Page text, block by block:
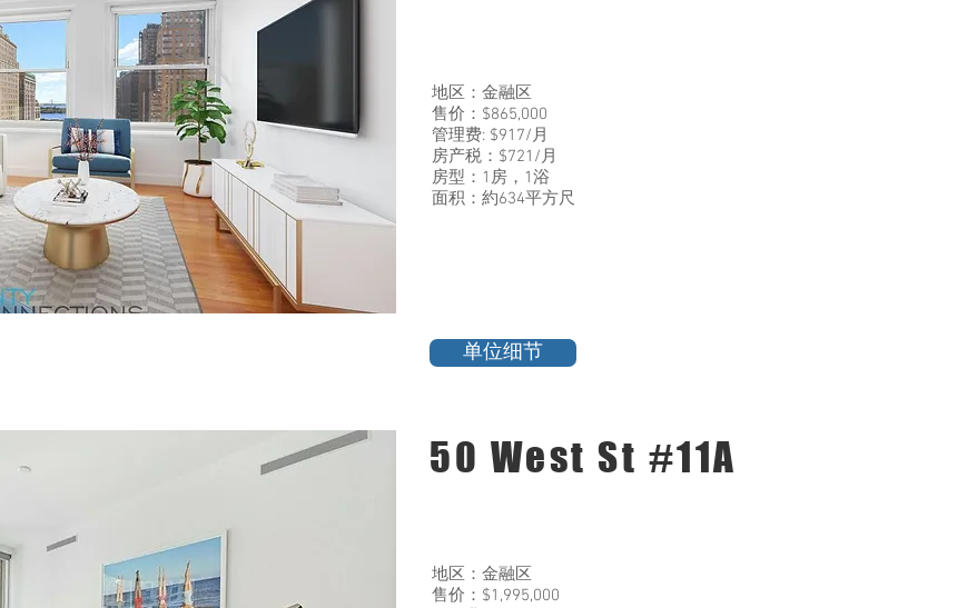
地区：金融区
售价：$865,000
管理费: $917/月
房产税：$721/月
房型：1房，1浴
面积：約634平方尺
单位细节
50 West St #11A
地区：金融区
售价：$1,995,000